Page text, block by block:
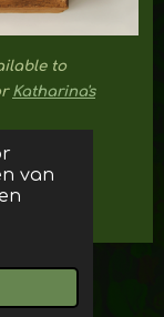
van
to
Katharina's